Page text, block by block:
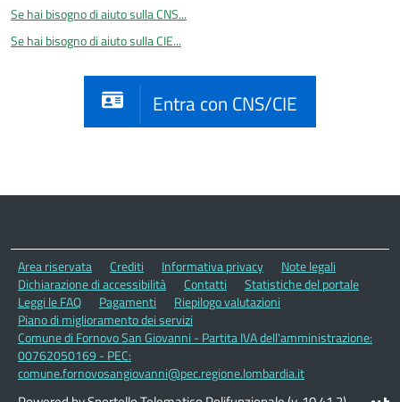
Se hai bisogno di aiuto sulla CNS...
Se hai bisogno di aiuto sulla CIE...
Entra con CNS/CIE
Area riservata Crediti Informativa privacy
Note legali
Dichiarazione di accessibilità
Contatti
Statistiche del portale
Leggi le FAQ
Pagamenti
Riepilogo valutazioni
Piano di miglioramento dei servizi
Comune di Fornovo San Giovanni - Partita IVA dell'amministrazione:
00762050169 - PEC:
comune.fornovosangiovanni@pec.regione.lombardia.it